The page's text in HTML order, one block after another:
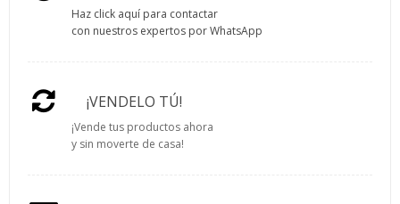
Haz click aquí para contactar
con nuestros expertos por WhatsApp
¡VENDELO TÚ!
¡Vende tus productos ahora
y sin moverte de casa!